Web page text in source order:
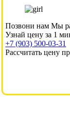
Позвони нам Мы
Узнай цену за 1
+7 (903) 500-03-31
Рассчитать цену